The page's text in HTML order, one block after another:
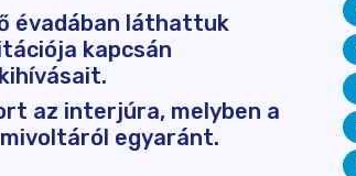
évadában láthattuk
kapcsán
az interjúra, melyben a
egyaránt.